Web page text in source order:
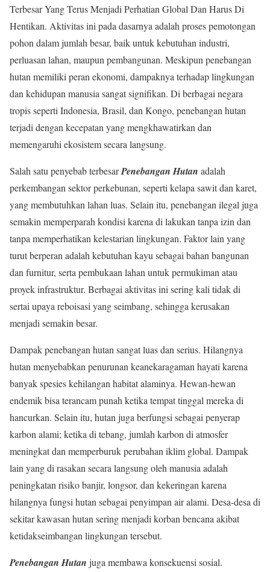
Terbesar Yang Terus Menjadi Perhatian Global Dan Harus Di
Hentikan. Aktivitas ini pada dasarnya adalah proses pemotongan
pohon dalam jumlah besar, baik untuk kebutuhan industri,
perluasan lahan, maupun pembangunan. Meskipun penebangan
hutan memiliki peran ekonomi, dampaknya terhadap lingkungan
dan kehidupan manusia sangat signifikan. Di berbagai negara
tropis seperti Indonesia, Brasil, dan Kongo, penebangan hutan
terjadi dengan kecepatan yang mengkhawatirkan dan
memengaruhi ekosistem secara langsung.
Salah satu penyebab terbesarPenebangan Hutan adalah
perkembangan sektor perkebunan, seperti kelapa sawit dan karet,
yang membutuhkan lahan luas. Selain itu, penebangan ilegal juga
semakin memperparah kondisi karena di lakukan tanpa izin dan
tanpa memperhatikan kelestarian lingkungan. Faktor lain yang
turut berperan adalah kebutuhan kayu sebagai bahan bangunan
dan furnitur, serta pembukaan lahan untuk permukiman atau
proyek infrastruktur. Berbagai aktivitas ini sering kali tidak di
sertai upaya reboisasi yang seimbang, sehingga kerusakan
menjadi semakin besar.
Dampak penebangan hutan sangat luas dan serius. Hilangnya
hutan menyebabkan penurunan keanekaragaman hayati karena
banyak spesies kehilangan habitat alaminya. Hewan-hewan
endemik bisa terancam punah ketika tempat tinggal mereka di
hancurkan. Selain itu, hutan juga berfungsi sebagai penyerap
karbon alami; ketika di tebang, jumlah karbon di atmosfer
meningkat dan memperburuk perubahan iklim global. Dampak
lain yang di rasakan secara langsung oleh manusia adalah
peningkatan risiko banjir, longsor, dan kekeringan karena
hilangnya fungsi hutan sebagai penyimpan air alami. Desa-desa di
sekitar kawasan hutan sering menjadi korban bencana akibat
ketidakseimbangan lingkungan tersebut.
Penebangan Hutan juga membawa konsekuensi sosial.